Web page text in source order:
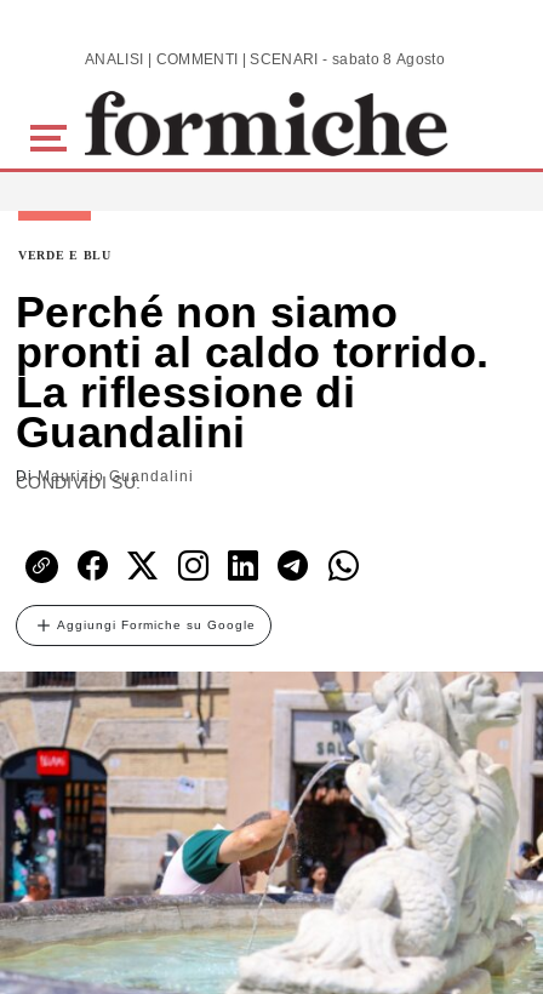
Skip to main content ANALISI | COMMENTI | SCENARI - sabato 8 Agosto 2026
VERDE E BLU
Perché non siamo
pronti al caldo torrido.
La riflessione di
Guandalini
DiMaurizio Guandalini
CONDIVIDI SU:
Aggiungi Formiche su Google